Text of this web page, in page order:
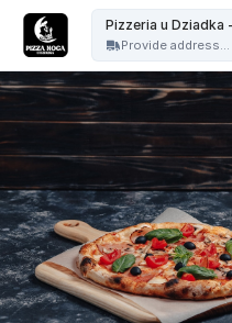
Pizzeria u Dziadka
Provide address...